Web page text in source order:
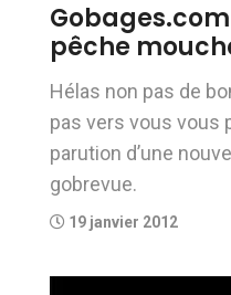
pêche
Hélas non pas de
pas vers vous vous
parution d’une
gobrevue.
19 janvier 2012